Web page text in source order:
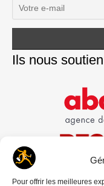
Pour offrir les meilleures
Ils nous